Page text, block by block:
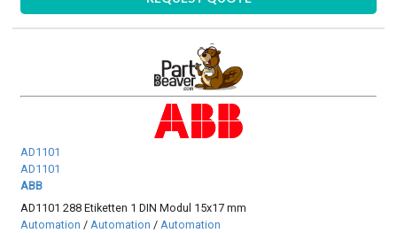
AD1101
AD1101
ABB
AD1101 288 Etiketten 1 DIN Modul 15x17 mm
Automation /Automation /Automation